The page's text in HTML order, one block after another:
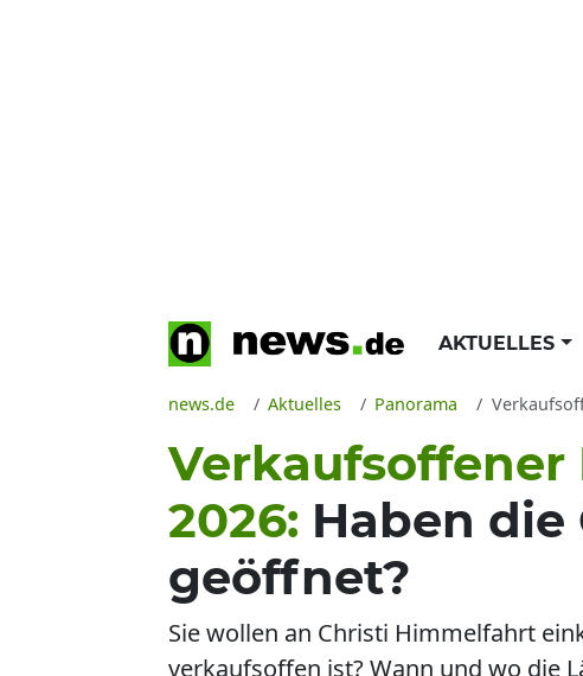
AKTUELLES
news.de Aktuelles Panorama
2026: Haben die
geöffnet?
Sie wollen an Christi Himmelfahrt
verkaufsoffen ist? Wann und wo die